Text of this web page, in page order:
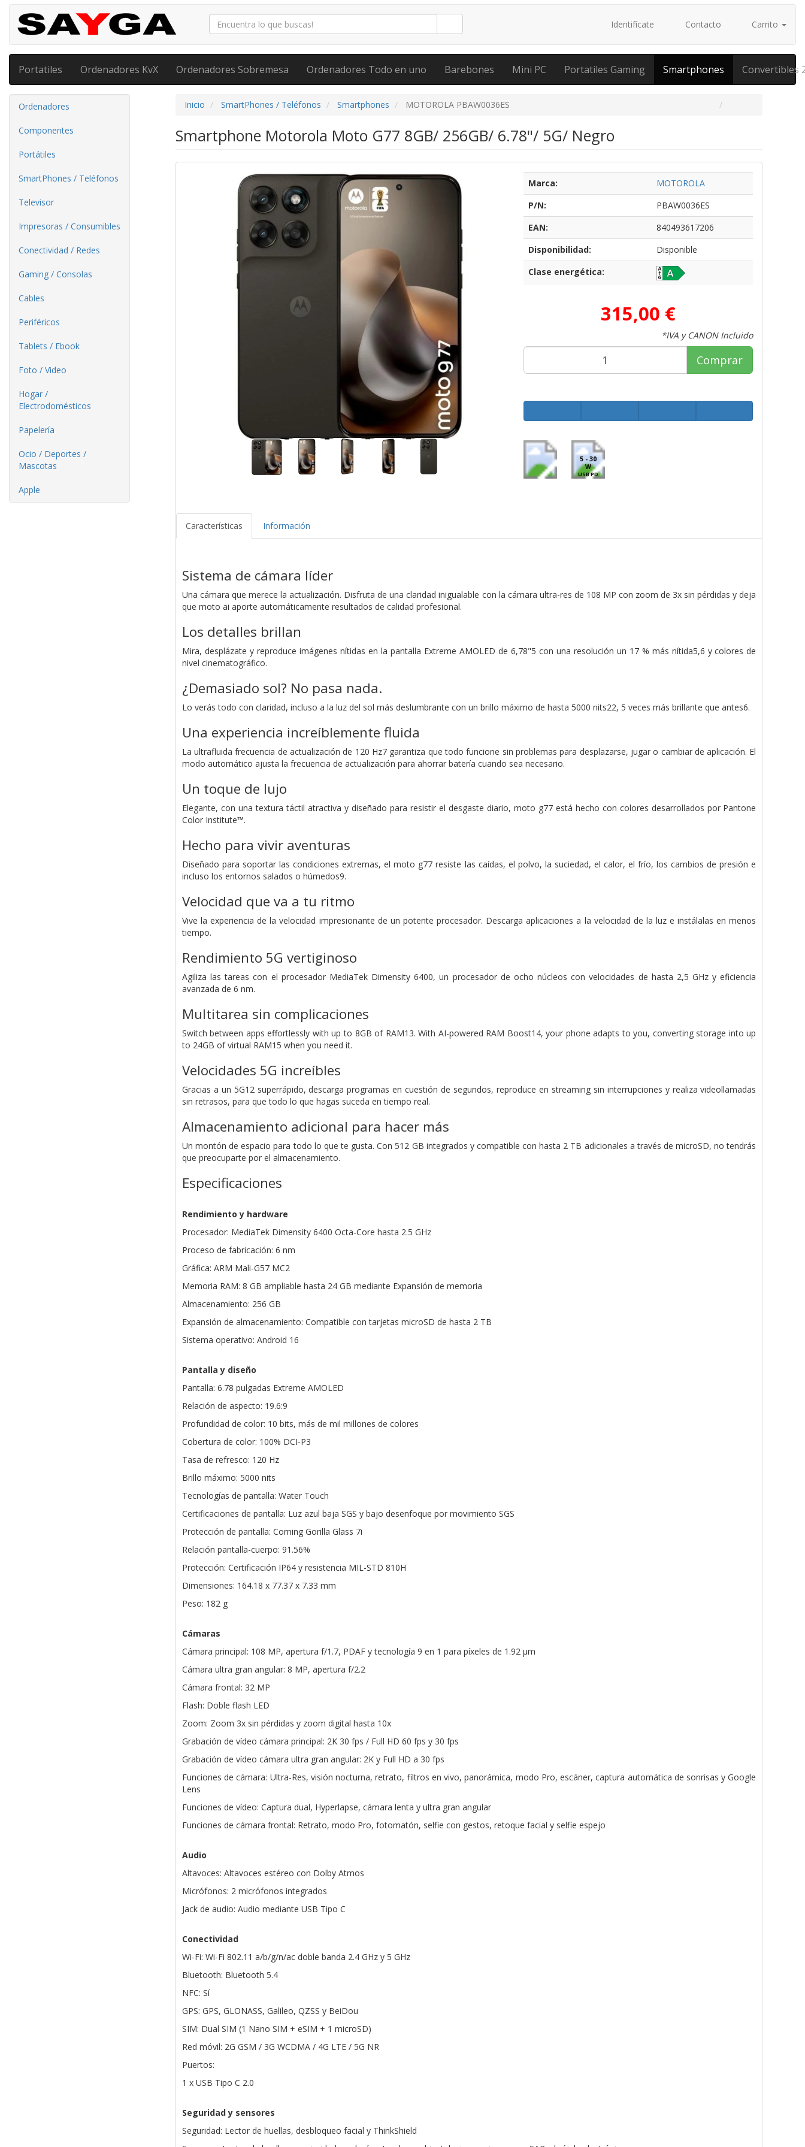
Identifícate Contacto Carrito
Portatiles Ordenadores KvX Ordenadores Sobremesa Ordenadores Todo en uno Barebones Mini PC Portatiles Gaming Smartphones Convertibles
Ordenadores
Componentes
Portátiles
SmartPhones / Teléfonos
Televisor
Impresoras / Consumibles
Conectividad / Redes
Gaming / Consolas
Cables
Periféricos
Tablets / Ebook
Foto / Video
Hogar /
Electrodomésticos
Papelería
Ocio / Deportes /
Mascotas
Apple
Inicio SmartPhones / Teléfonos Smartphones MOTOROLA PBAW0036ES
Smartphone Motorola Moto G77 8GB/ 256GB/ 6.78"/ 5G/ Negro
Marca:
MOTOROLA
P/N:
PBAW0036ES
EAN:
840493617206
Disponibilidad:
Disponible
Clase energética:
315,00 €
*IVA y CANON Incluido
Comprar
5 - 30
W
USB PD
Características Información
Sistema de cámara líder
Una cámara que merece la actualización. Disfruta de una claridad inigualable con la cámara ultra-res de 108 MP con zoom de 3x sin pérdidas y deja
que moto ai aporte automáticamente resultados de calidad profesional.
Los detalles brillan
Mira, desplázate y reproduce imágenes nítidas en la pantalla Extreme AMOLED de 6,78"5 con una resolución un 17 % más nítida5,6 y colores de
nivel cinematográfico.
¿Demasiado sol? No pasa nada.
Lo verás todo con claridad, incluso a la luz del sol más deslumbrante con un brillo máximo de hasta 5000 nits22, 5 veces más brillante que antes6.
Una experiencia increíblemente fluida
La ultrafluida frecuencia de actualización de 120 Hz7 garantiza que todo funcione sin problemas para desplazarse, jugar o cambiar de aplicación. El
modo automático ajusta la frecuencia de actualización para ahorrar batería cuando sea necesario.
Un toque de lujo
Elegante, con una textura táctil atractiva y diseñado para resistir el desgaste diario, moto g77 está hecho con colores desarrollados por Pantone
Color Institute™.
Hecho para vivir aventuras
Diseñado para soportar las condiciones extremas, el moto g77 resiste las caídas, el polvo, la suciedad, el calor, el frío, los cambios de presión e
incluso los entornos salados o húmedos9.
Velocidad que va a tu ritmo
Vive la experiencia de la velocidad impresionante de un potente procesador. Descarga aplicaciones a la velocidad de la luz e instálalas en menos
tiempo.
Rendimiento 5G vertiginoso
Agiliza las tareas con el procesador MediaTek Dimensity 6400, un procesador de ocho núcleos con velocidades de hasta 2,5 GHz y eficiencia
avanzada de 6 nm.
Multitarea sin complicaciones
Switch between apps effortlessly with up to 8GB of RAM13. With AI-powered RAM Boost14, your phone adapts to you, converting storage into up
to 24GB of virtual RAM15 when you need it.
Velocidades 5G increíbles
Gracias a un 5G12 superrápido, descarga programas en cuestión de segundos, reproduce en streaming sin interrupciones y realiza videollamadas
sin retrasos, para que todo lo que hagas suceda en tiempo real.
Almacenamiento adicional para hacer más
Un montón de espacio para todo lo que te gusta. Con 512 GB integrados y compatible con hasta 2 TB adicionales a través de microSD, no tendrás
que preocuparte por el almacenamiento.
Especificaciones
Rendimiento y hardware
Procesador: MediaTek Dimensity 6400 Octa-Core hasta 2.5 GHz
Proceso de fabricación: 6 nm
Gráfica: ARM Mali-G57 MC2
Memoria RAM: 8 GB ampliable hasta 24 GB mediante Expansión de memoria
Almacenamiento: 256 GB
Expansión de almacenamiento: Compatible con tarjetas microSD de hasta 2 TB
Sistema operativo: Android 16
Pantalla y diseño
Pantalla: 6.78 pulgadas Extreme AMOLED
Relación de aspecto: 19.6:9
Profundidad de color: 10 bits, más de mil millones de colores
Cobertura de color: 100% DCI-P3
Tasa de refresco: 120 Hz
Brillo máximo: 5000 nits
Tecnologías de pantalla: Water Touch
Certificaciones de pantalla: Luz azul baja SGS y bajo desenfoque por movimiento SGS
Protección de pantalla: Corning Gorilla Glass 7i
Relación pantalla-cuerpo: 91.56%
Protección: Certificación IP64 y resistencia MIL-STD 810H
Dimensiones: 164.18 x 77.37 x 7.33 mm
Peso: 182 g
Cámaras
Cámara principal: 108 MP, apertura f/1.7, PDAF y tecnología 9 en 1 para píxeles de 1.92 μm
Cámara ultra gran angular: 8 MP, apertura f/2.2
Cámara frontal: 32 MP
Flash: Doble flash LED
Zoom: Zoom 3x sin pérdidas y zoom digital hasta 10x
Grabación de vídeo cámara principal: 2K 30 fps / Full HD 60 fps y 30 fps
Grabación de vídeo cámara ultra gran angular: 2K y Full HD a 30 fps
Funciones de cámara: Ultra-Res, visión nocturna, retrato, filtros en vivo, panorámica, modo Pro, escáner, captura automática de sonrisas y Google
Lens
Funciones de vídeo: Captura dual, Hyperlapse, cámara lenta y ultra gran angular
Funciones de cámara frontal: Retrato, modo Pro, fotomatón, selfie con gestos, retoque facial y selfie espejo
Audio
Altavoces: Altavoces estéreo con Dolby Atmos
Micrófonos: 2 micrófonos integrados
Jack de audio: Audio mediante USB Tipo C
Conectividad
Wi-Fi: Wi-Fi 802.11 a/b/g/n/ac doble banda 2.4 GHz y 5 GHz
Bluetooth: Bluetooth 5.4
NFC: Sí
GPS: GPS, GLONASS, Galileo, QZSS y BeiDou
SIM: Dual SIM (1 Nano SIM + eSIM + 1 microSD)
Red móvil: 2G GSM / 3G WCDMA / 4G LTE / 5G NR
Puertos:
1 x USB Tipo C 2.0
Seguridad y sensores
Seguridad: Lector de huellas, desbloqueo facial y ThinkShield